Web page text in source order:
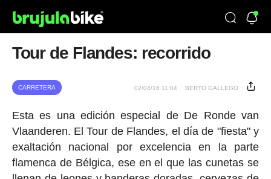
Tour de Flandes: recorrido
CARRETERA 02/04/16 11:04 BERTO GALLEGO
Esta es una edición especial de De Ronde van
Vlaanderen. El Tour de Flandes, el día de "fiesta" y
exaltación nacional por excelencia en la parte
flamenca de Bélgica, ese en el que las cunetas se